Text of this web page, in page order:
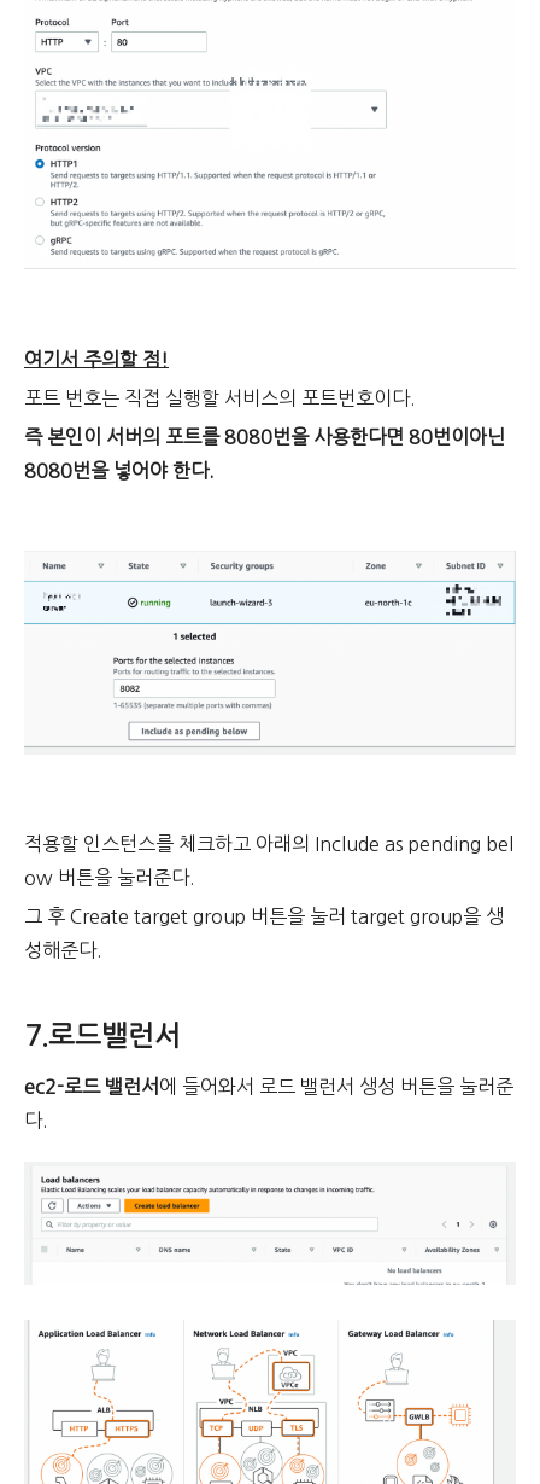
여기서 주의할 점!
포트 번호는 직접 실행할 서비스의 포트번호이다.
즉 본인이 서버의 포트를 8080번을 사용한다면 80번이아닌
8080번을 넣어야 한다.
적용할 인스턴스를 체크하고 아래의 Include as pending bel
ow 버튼을 눌러준다.
그 후 Create target group 버튼을 눌러 target group을 생
성해준다.
7.로드밸런서
ec2-로드 밸런서 에 들어와서 로드 밸런서 생성 버튼을 눌러준
다.